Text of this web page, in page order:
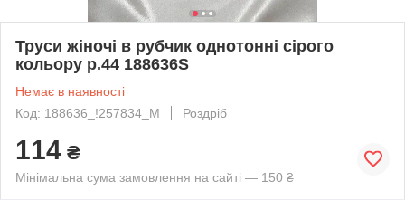
Труси жіночі в рубчик однотонні сірого
кольору р.44 188636S
Немає в наявності
Код: 188636_!257834_M
Роздріб
114 ₴
Мінімальна сума замовлення на сайті — 150 ₴